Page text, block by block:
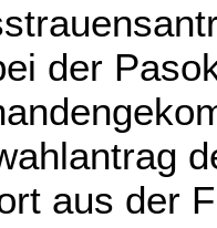
der
aus der